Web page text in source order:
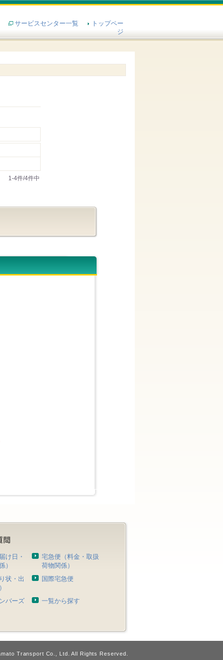
サービスセンター一覧
トップペー
ジ
1-4件/4件中
け日・
）
宅急便（料金・取扱
荷物関係）
状・出
国際宅急便
バーズ
一覧から探す
Transport Co., Ltd. All Rights Reserved.